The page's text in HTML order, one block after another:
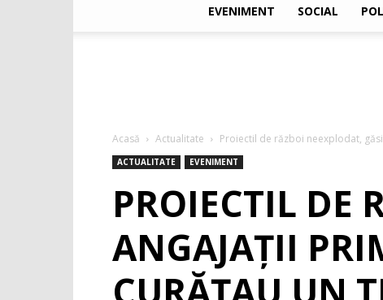
EVENIMENT SOCIAL
Acasă Actualitate Proiectil de război neexplodat,
ACTUALITATE EVENIMENT
PROIECTIL DE
ANGAJAȚII